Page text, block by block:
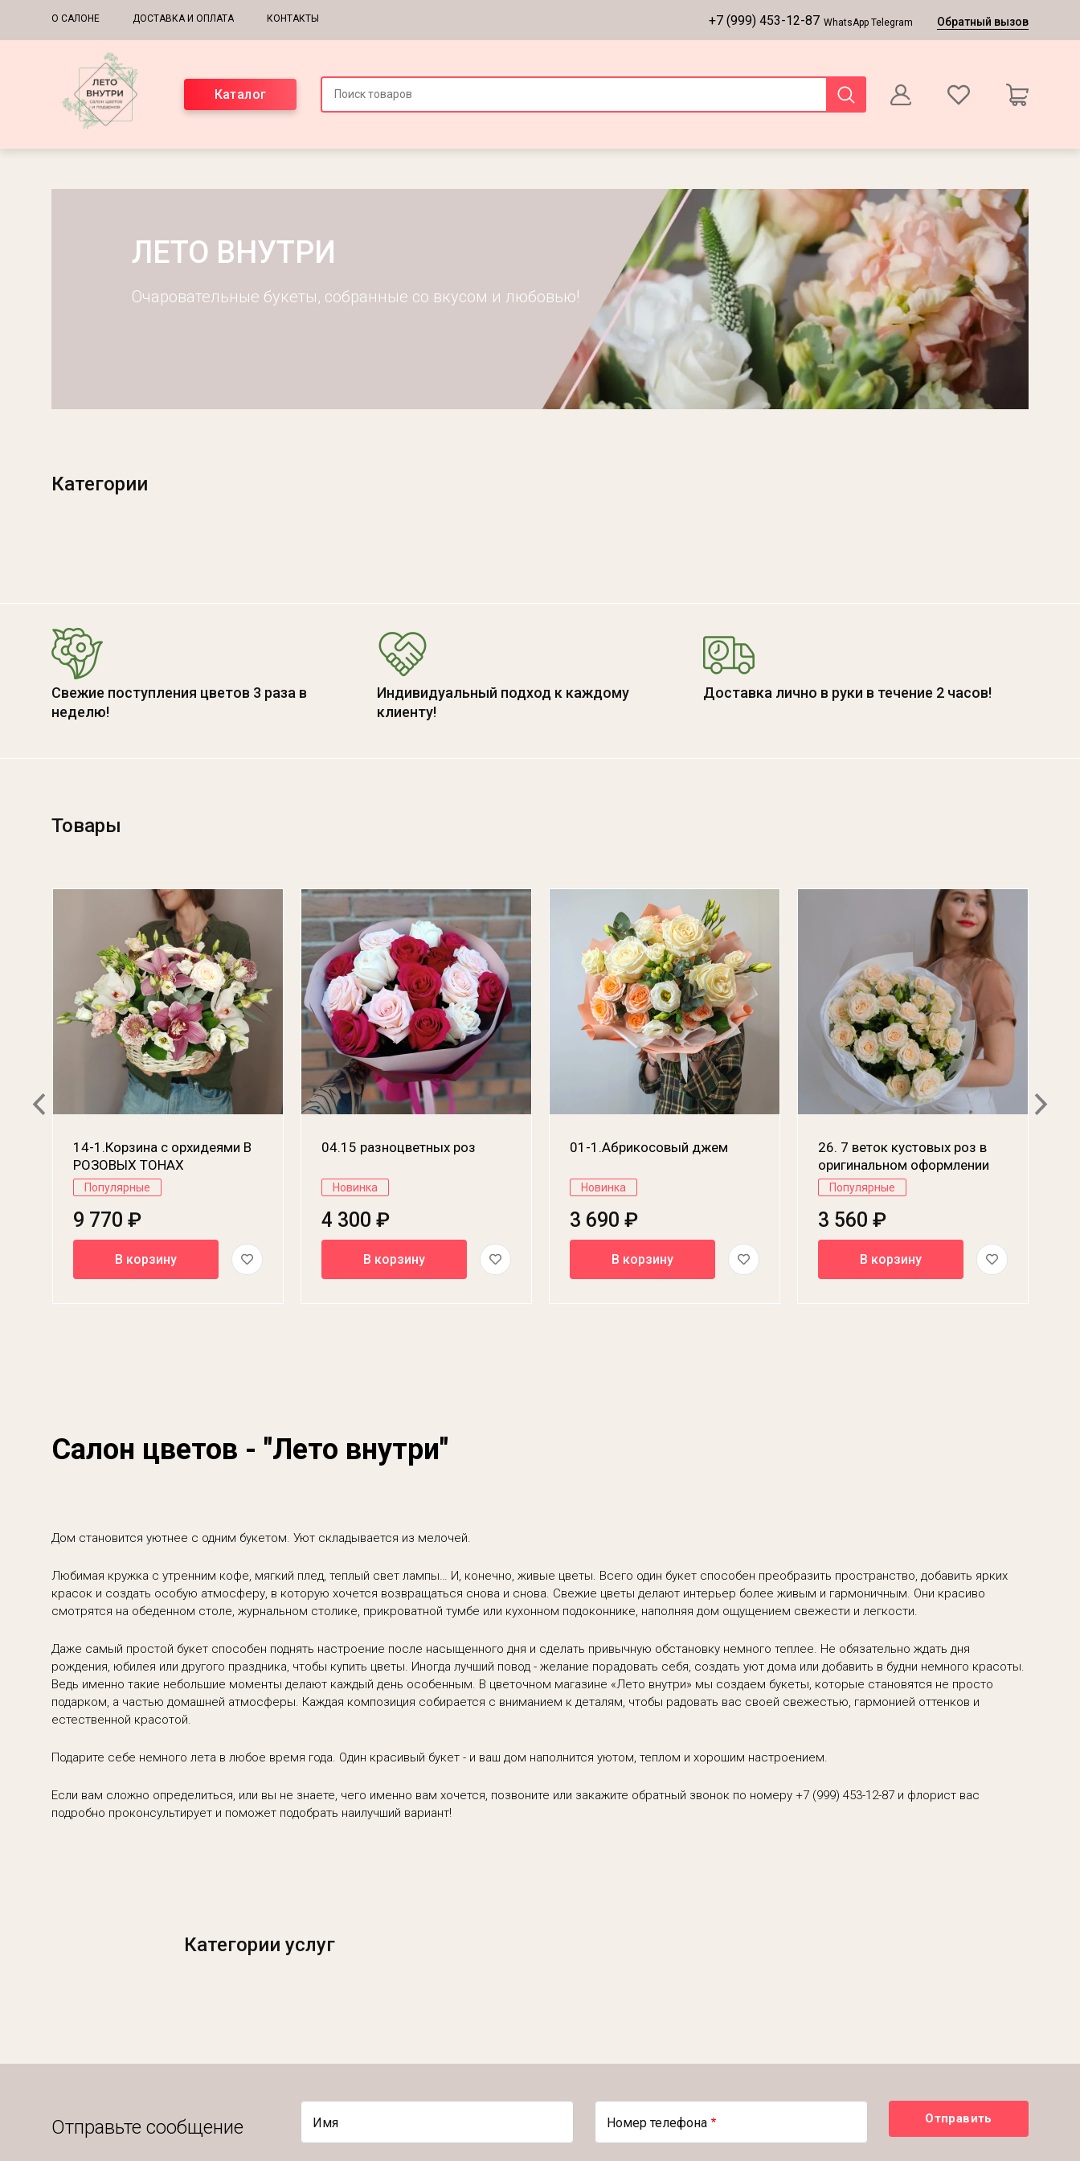
Основная навигация
О САЛОНЕ ДОСТАВКА И ОПЛАТА КОНТАКТЫ +7 (999) 453-12-87 WhatsApp Telegram Обратный вызов
Каталог
ЛЕТО ВНУТРИ
Очаровательные букеты, собранные со вкусом и любовью!
Категории
Свежие поступления цветов 3 раза в
неделю!
Индивидуальный подход к каждому
клиенту!
Доставка лично в руки в течение 2 часов!
Товары
14-1.Корзина с орхидеями В
РОЗОВЫХ ТОНАХ
Популярные
9 770 ₽
В корзину
04.15 разноцветных роз
Новинка
4 300 ₽
В корзину
01-1.Абрикосовый джем
Новинка
3 690 ₽
В корзину
26. 7 веток кустовых роз в
оригинальном оформлении
Популярные
3 560 ₽
В корзину
Салон цветов - "Лето внутри"
Дом становится уютнее с одним букетом. Уют складывается из мелочей.
Любимая кружка с утренним кофе, мягкий плед, теплый свет лампы… И, конечно, живые цветы. Всего один букет способен преобразить пространство, добавить ярких
красок и создать особую атмосферу, в которую хочется возвращаться снова и снова. Свежие цветы делают интерьер более живым и гармоничным. Они красиво
смотрятся на обеденном столе, журнальном столике, прикроватной тумбе или кухонном подоконнике, наполняя дом ощущением свежести и легкости.
Даже самый простой букет способен поднять настроение после насыщенного дня и сделать привычную обстановку немного теплее. Не обязательно ждать дня
рождения, юбилея или другого праздника, чтобы купить цветы. Иногда лучший повод - желание порадовать себя, создать уют дома или добавить в будни немного красоты.
Ведь именно такие небольшие моменты делают каждый день особенным. В цветочном магазине «Лето внутри» мы создаем букеты, которые становятся не просто
подарком, а частью домашней атмосферы. Каждая композиция собирается с вниманием к деталям, чтобы радовать вас своей свежестью, гармонией оттенков и
естественной красотой.
Подарите себе немного лета в любое время года. Один красивый букет - и ваш дом наполнится уютом, теплом и хорошим настроением.
Если вам сложно определиться, или вы не знаете, чего именно вам хочется, позвоните или закажите обратный звонок по номеру +7 (999) 453-12-87 и флорист вас
подробно проконсультирует и поможет подобрать наилучший вариант!
Категории услуг
Отправьте сообщение Имя Номер телефона